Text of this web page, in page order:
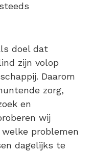
doel dat
zijn volop
Daarom
zorg,
en
wij
problemen
dagelijks te